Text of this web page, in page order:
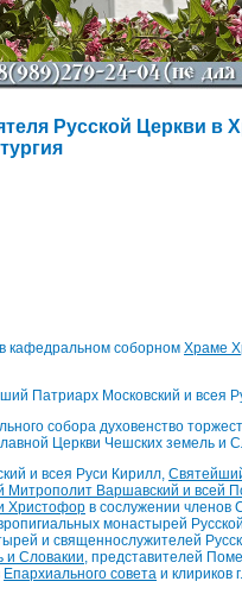
Русской Церкви в
кафедральном соборном Храме
Патриарх Московский и всея
собора духовенство
Церкви Чешских земель и
и всея Руси Кирилл,
Митрополит Варшавский и всей
Христофор в сослужении членов
монастырей
и священнослужителей
и Словакии , представителей
Епархиального совета и клириков